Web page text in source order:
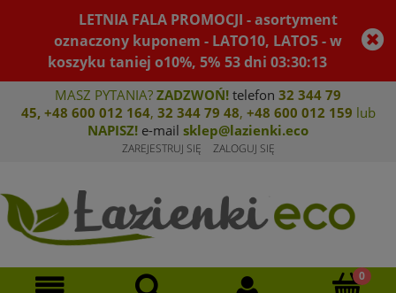
LETNIA FALA PROMOCJI - asortyment
oznaczony kuponem - LATO10, LATO5 - w
koszyku taniej o10%, 5% 53dni03:30:13
MASZ PYTANIA? ZADZWOŃ! telefon 32 344 79
45, +48 600 012 164, 32 344 79 48, +48 600 012 159 lub
NAPISZ! e-mail sklep@lazienki.eco
ZAREJESTRUJ SIĘ ZALOGUJ SIĘ